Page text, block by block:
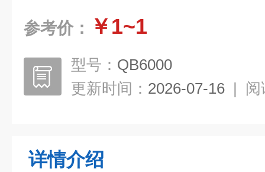
参考价： ￥1~1
型号： QB6000
更新时间： 2026-07-16 | 阅
详情介绍